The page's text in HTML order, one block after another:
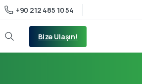
+90 212 485 10 54
Bize Ulaşın!